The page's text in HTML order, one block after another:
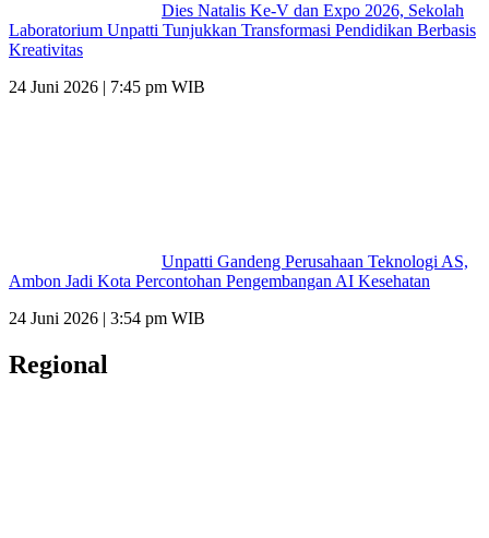
Dies Natalis Ke-V dan Expo 2026, Sekolah
Laboratorium Unpatti Tunjukkan Transformasi Pendidikan Berbasis
Kreativitas
24 Juni 2026 | 7:45 pm WIB
Unpatti Gandeng Perusahaan Teknologi AS,
Ambon Jadi Kota Percontohan Pengembangan AI Kesehatan
24 Juni 2026 | 3:54 pm WIB
Regional